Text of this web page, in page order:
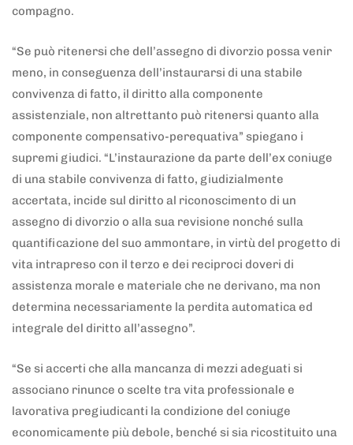
compagno.
“Se può ritenersi che dell’assegno di divorzio possa venir
meno, in conseguenza dell’instaurarsi di una stabile
convivenza di fatto, il diritto alla componente
assistenziale, non altrettanto può ritenersi quanto alla
componente compensativo-perequativa” spiegano i
supremi giudici. “L’instaurazione da parte dell’ex coniuge
di una stabile convivenza di fatto, giudizialmente
accertata, incide sul diritto al riconoscimento di un
assegno di divorzio o alla sua revisione nonché sulla
quantificazione del suo ammontare, in virtù del progetto di
vita intrapreso con il terzo e dei reciproci doveri di
assistenza morale e materiale che ne derivano, ma non
determina necessariamente la perdita automatica ed
integrale del diritto all’assegno”.
“Se si accerti che alla mancanza di mezzi adeguati si
associano rinunce o scelte tra vita professionale e
lavorativa pregiudicanti la condizione del coniuge
economicamente più debole, benché si sia ricostituito una